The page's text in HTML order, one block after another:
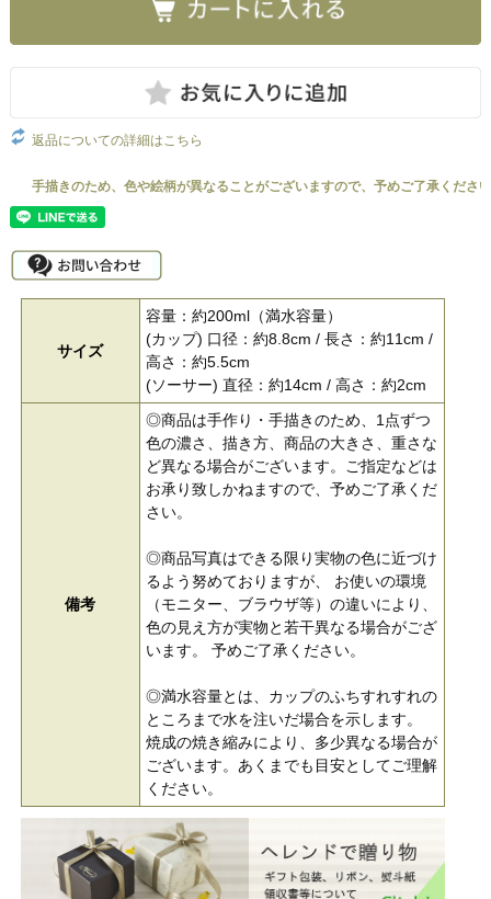
返品についての詳細はこちら
サイズ
容量：約200ml（満水容量）
(カップ) 口径：約8.8cm / 長さ：約11cm /
高さ：約5.5cm
(ソーサー) 直径：約14cm / 高さ：約2cm
備考
◎商品は手作り・手描きのため、1点ずつ
色の濃さ、描き方、商品の大きさ、重さな
ど異なる場合がございます。ご指定などは
お承り致しかねますので、予めご了承くだ
さい。
◎商品写真はできる限り実物の色に近づけ
るよう努めておりますが、 お使いの環境
（モニター、ブラウザ等）の違いにより、
色の見え方が実物と若干異なる場合がござ
います。 予めご了承ください。
◎満水容量とは、カップのふちすれすれの
ところまで水を注いだ場合を示します。
焼成の焼き縮みにより、多少異なる場合が
ございます。あくまでも目安としてご理解
ください。